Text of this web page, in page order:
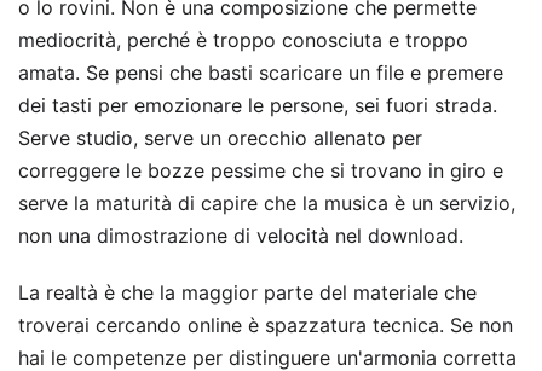
o lo rovini. Non è una composizione che permette
mediocrità, perché è troppo conosciuta e troppo
amata. Se pensi che basti scaricare un file e premere
dei tasti per emozionare le persone, sei fuori strada.
Serve studio, serve un orecchio allenato per
correggere le bozze pessime che si trovano in giro e
serve la maturità di capire che la musica è un servizio,
non una dimostrazione di velocità nel download.
La realtà è che la maggior parte del materiale che
troverai cercando online è spazzatura tecnica. Se non
hai le competenze per distinguere un'armonia corretta